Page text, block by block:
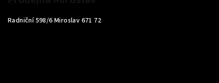
Radniční 598/6 Miroslav 671 72